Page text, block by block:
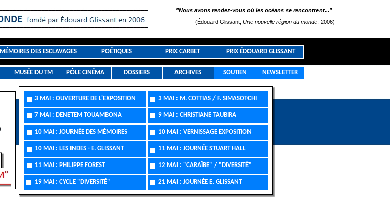
"Nous avons rendez-vous où les océans se rencontrent..."
(Édouard Glissant, Une nouvelle région du monde , 2006)
3 MAI : OUVERTURE DE L'EXPOSITION
7 MAI : DENETEM TOUAMBONA
3 MAI : M. COTTIAS / F. SIMASOTCHI
9 MAI : CHRISTIANE TAUBIRA
10 MAI : JOURNÉE DES MÉMOIRES
11 MAI : JOURNÉE STUART HALL
10 MAI : LES INDES - E. GLISSANT
11 MAI : PHILIPPE FOREST 12 MAI : "CARAÏBE" / "DIVERSITÉ"
21 MAI : JOURNÉE E. GLISSANT
19 MAI : CYCLE "DIVERSITÉ"
10 MAI : VERNISSAGE EXPOSITION
PRIX ÉDOUARD GLISSANT
PRIX CARBET
POÉTIQUES
ARCHIVES
MUSÉE DU TM NEWSLETTER
SOUTIEN
MÉMOIRES DES ESCLAVAGES
DOSSIERS
PÔLE CINÉMA